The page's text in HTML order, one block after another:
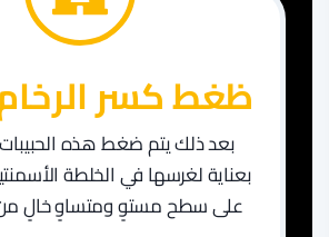
ظغط كسر
بعد ذلك يتم ضغط هذه
بعناية لغرسها في الخلطة
على سطح مستوٍ ومتساوٍ خالٍ من